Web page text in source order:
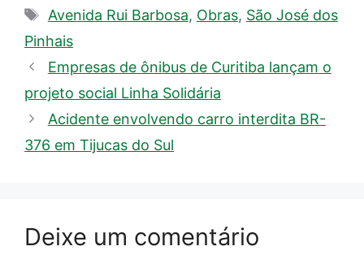
Tags
Avenida Rui Barbosa, Obras, São José dos
Pinhais
Empresas de ônibus de Curitiba lançam o
projeto social Linha Solidária
Acidente envolvendo carro interdita BR-
376 em Tijucas do Sul
Deixe um comentário